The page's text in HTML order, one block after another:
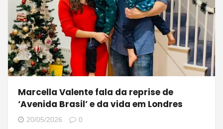
Marcella Valente fala da reprise de
‘Avenida Brasil’ e da vida em Londres
20/05/2026 0